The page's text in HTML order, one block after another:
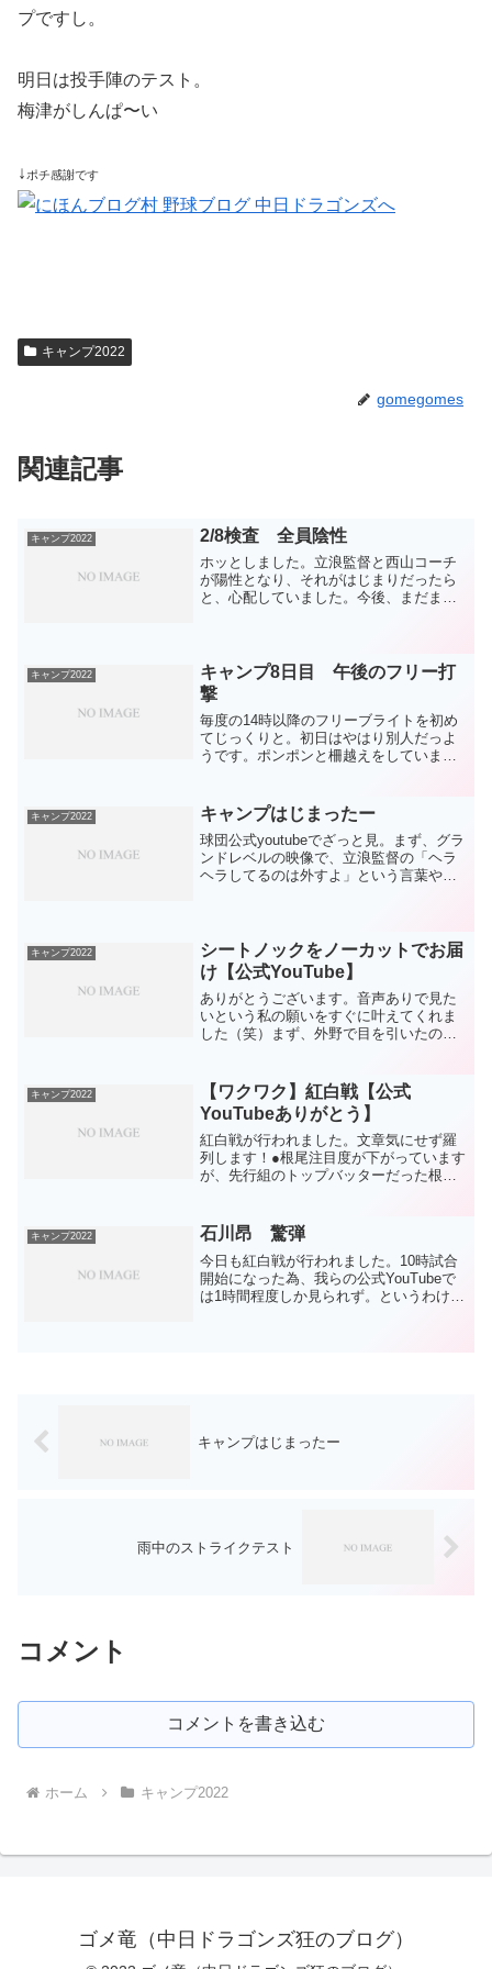
プですし。
明日は投手陣のテスト。
梅津がしんぱ〜い
↓ ポチ感謝です
キャンプ2022
gomegomes
関連記事
キャンプ2022 2/8検査 全員陰性
ホッとしました。立浪監督と西山コーチ
が陽性となり、それがはじまりだったら
と、心配していました。今後、まだまだ
立浪監督は11日以降に...
キャンプ2022
キャンプ8日目 午後のフリー打
撃
毎度の14時以降のフリーブライトを初め
てじっくりと。初日はやはり別人だっよ
うです。ポンポンと柵越えをしていまし
似てません？誰に聞いてんだという感じ
ですが、記憶とイメージ...
キャンプ2022 キャンプはじまったー
球団公式youtubeでざっと見。まず、グラ
ンドレベルの映像で、立浪監督の「ヘラ
ヘラしてるのは外すよ」という言葉や、
んが指導する声が聞...
キャンプ2022
シートノックをノーカットでお届
け【公式YouTube】
ありがとうございます。音声ありで見た
いという私の願いをすぐに叶えてくれま
した（笑）まず、外野で目を引いたのは
ドもあります。そこから低くて強いボー
ルを投げることができてい...
キャンプ2022
【ワクワク】紅白戦【公式
YouTubeありがとう】
紅白戦が行われました。文章気にせず羅
列します！●根尾注目度が下がっています
が、先行組のトップバッターだった根尾
目も初球を狙ってしっかり振ってライト
フライ。もう少し甘...
キャンプ2022 石川昂 驚弾
今日も紅白戦が行われました。10時試合
開始になった為、我らの公式YouTubeで
は1時間程度しか見られず。というわけ
キャンプはじまったー
雨中のストライクテスト
コメント
コメントを書き込む
ホーム キャンプ2022
ゴメ竜（中日ドラゴンズ狂のブログ）